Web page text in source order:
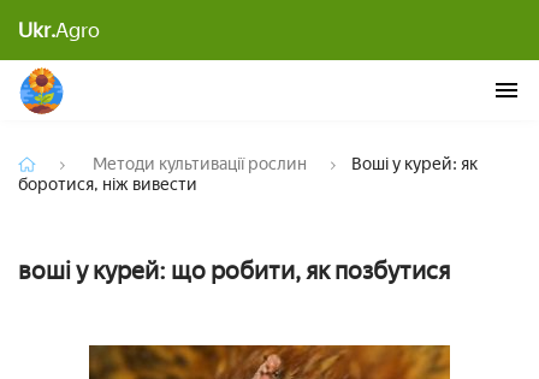
Ukr.Agro
Методи культивації рослин
Воші у курей: як
боротися, ніж вивести
воші у курей: що робити, як позбутися